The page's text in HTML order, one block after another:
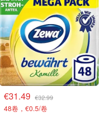
€31.49 €32.99
48卷，€0.5/卷